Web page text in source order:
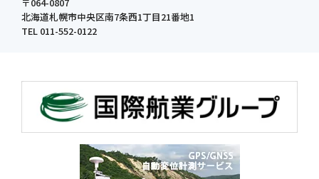
〒064-0807
北海道札幌市中央区南7条西1丁目21番地1
TEL 011-552-0122